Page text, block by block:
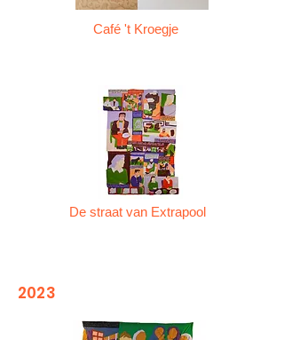
Café 't Kroegje
De straat van Extrapool
2023